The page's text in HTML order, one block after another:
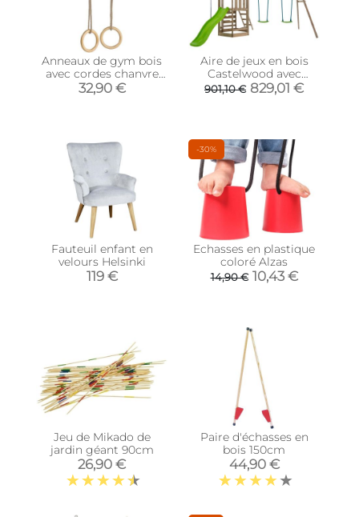
Anneaux de gym bois
avec cordes chanvre
(Lot de 2)
32,90 €
Aire de jeux en bois
Castelwood avec
cuisine extérieure
901,10 € 829,01 €
Fauteuil enfant en
velours Helsinki
119 €
-30%
Echasses en plastique
coloré Alzas
14,90 € 10,43 €
Jeu de Mikado de
jardin géant 90cm
26,90 €
Paire d'échasses en
bois 150cm
44,90 €